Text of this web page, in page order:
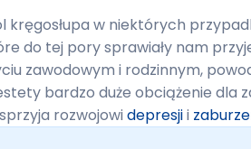
kręgosłupa w niektórych
do tej pory sprawiały nam
zawodowym i rodzinnym,
bardzo duże obciążenie dla
rozwojowidepresjii